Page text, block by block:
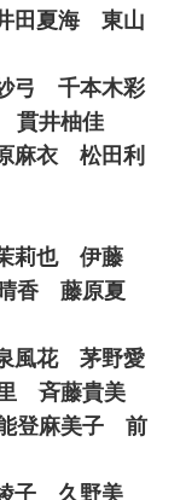
田夏海 東山
弓 千本木彩
貫井柚佳
麻衣 松田利
莉也 伊藤
香 藤原夏
風花 茅野愛
斉藤貴美
登麻美子 前
子 久野美